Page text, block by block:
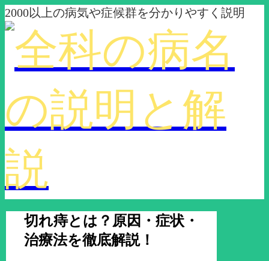
2000以上の病気や症候群を分かりやすく説明
切れ痔とは？原因・症状・
治療法を徹底解説！